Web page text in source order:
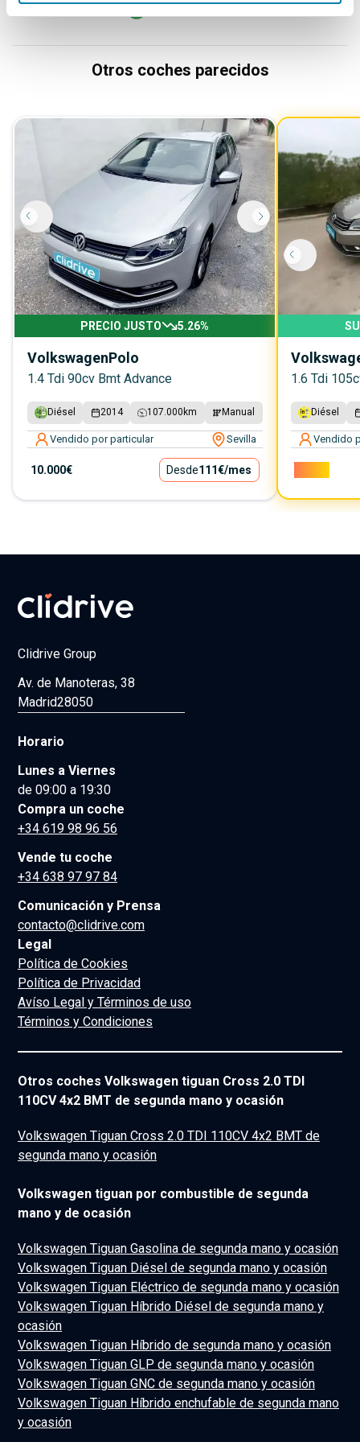
Otros coches parecidos
PRECIO JUSTO 5.26%
VolkswagenPolo
1.4 Tdi 90cv Bmt Advance
Diésel 2014 107.000 km Manual
Vendido por particular Sevilla
10.000€ Desde111€/mes
1.6 Tdi
Diésel
Vendido
Clidrive Group
Av. de Manoteras, 38
Madrid28050
Horario
Lunes a Viernes
de 09:00 a 19:30
Compra un coche
+34 619 98 96 56
Vende tu coche
+34 638 97 97 84
Comunicación y Prensa
contacto@clidrive.com
Legal
Política de Cookies
Política de Privacidad
Avíso Legal y Términos de uso
Términos y Condiciones
Otros coches Volkswagen tiguan Cross 2.0 TDI
110CV 4x2 BMT de segunda mano y ocasión
Volkswagen Tiguan Cross 2.0 TDI 110CV 4x2 BMT de
segunda mano y ocasión
Volkswagen tiguan por combustible de segunda
mano y de ocasión
Volkswagen Tiguan Gasolina de segunda mano y ocasión
Volkswagen Tiguan Diésel de segunda mano y ocasión
Volkswagen Tiguan Eléctrico de segunda mano y ocasión
Volkswagen Tiguan Híbrido Diésel de segunda mano y
ocasión
Volkswagen Tiguan Híbrido de segunda mano y ocasión
Volkswagen Tiguan GLP de segunda mano y ocasión
Volkswagen Tiguan GNC de segunda mano y ocasión
Volkswagen Tiguan Híbrido enchufable de segunda mano
y ocasión